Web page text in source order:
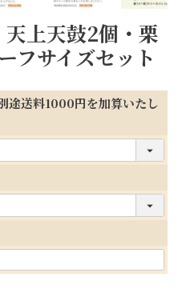
上天鼓2個・栗
フサイズセット
途送料1000円を加算いたし